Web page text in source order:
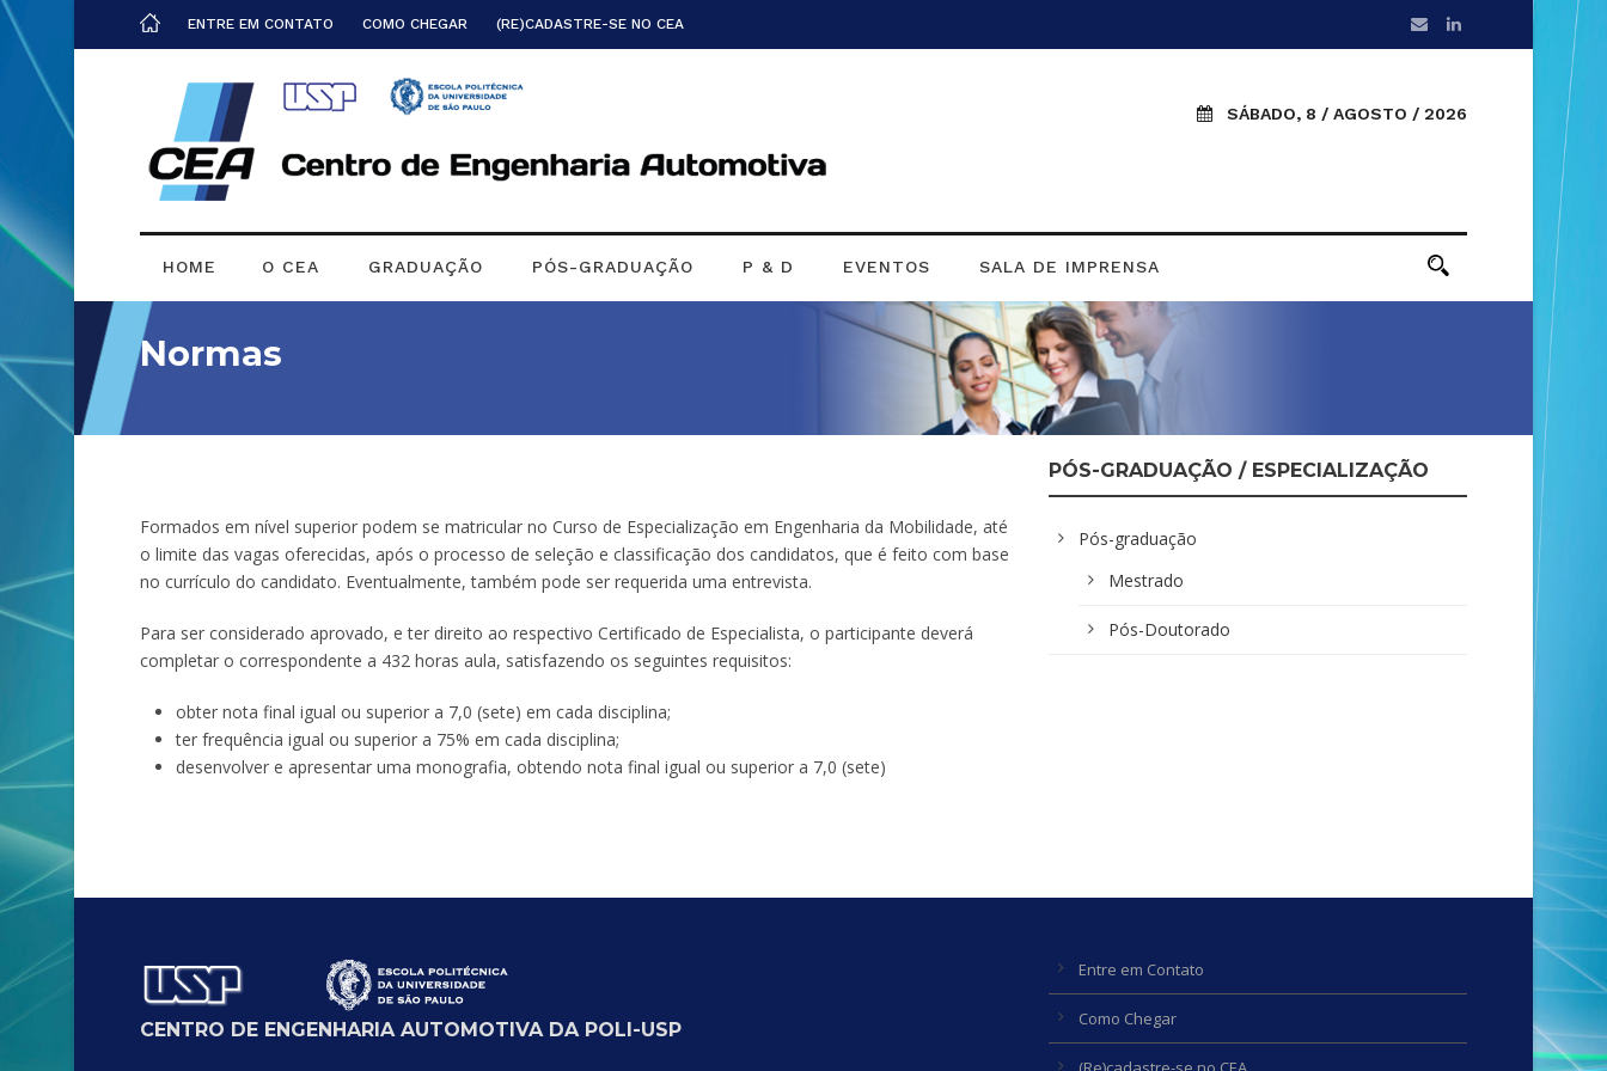
ENTRE EM CONTATO COMO CHEGAR (RE)CADASTRE-SE NO CEA
SÁBADO, 8 / AGOSTO / 2026
HOME O CEA GRADUAÇÃO PÓS-GRADUAÇÃO P & D EVENTOS SALA DE IMPRENSA
Normas
Formados em nível superior podem se matricular no Curso de Especialização em Engenharia da Mobilidade, até
o limite das vagas oferecidas, após o processo de seleção e classificação dos candidatos, que é feito com base
no currículo do candidato. Eventualmente, também pode ser requerida uma entrevista.
Para ser considerado aprovado, e ter direito ao respectivo Certificado de Especialista, o participante deverá
completar o correspondente a 432 horas aula, satisfazendo os seguintes requisitos:
obter nota final igual ou superior a 7,0 (sete) em cada disciplina;
ter frequência igual ou superior a 75% em cada disciplina;
desenvolver e apresentar uma monografia, obtendo nota final igual ou superior a 7,0 (sete)
PÓS-GRADUAÇÃO / ESPECIALIZAÇÃO
Pós-graduação
Mestrado
Pós-Doutorado
CENTRO DE ENGENHARIA AUTOMOTIVA DA POLI-USP
Entre em Contato
Como Chegar